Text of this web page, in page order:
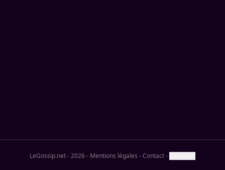
LeGossip.net - 2026- Mentions légales -Contact-